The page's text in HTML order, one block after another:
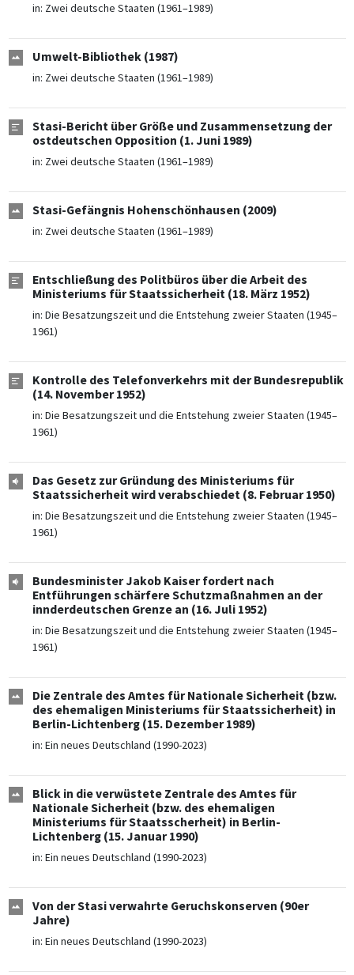
in: Zwei deutsche Staaten (1961–1989)
Umwelt-Bibliothek (1987)
in: Zwei deutsche Staaten (1961–1989)
Stasi-Bericht über Größe und Zusammensetzung der
ostdeutschen Opposition (1. Juni 1989)
in: Zwei deutsche Staaten (1961–1989)
Stasi-Gefängnis Hohenschönhausen (2009)
in: Zwei deutsche Staaten (1961–1989)
Entschließung des Politbüros über die Arbeit des
Ministeriums für Staatssicherheit (18. März 1952)
in: Die Besatzungszeit und die Entstehung zweier Staaten (1945–
1961)
Kontrolle des Telefonverkehrs mit der Bundesrepublik
(14. November 1952)
in: Die Besatzungszeit und die Entstehung zweier Staaten (1945–
1961)
Das Gesetz zur Gründung des Ministeriums für
Staatssicherheit wird verabschiedet (8. Februar 1950)
in: Die Besatzungszeit und die Entstehung zweier Staaten (1945–
1961)
Bundesminister Jakob Kaiser fordert nach
Entführungen schärfere Schutzmaßnahmen an der
innderdeutschen Grenze an (16. Juli 1952)
in: Die Besatzungszeit und die Entstehung zweier Staaten (1945–
1961)
Die Zentrale des Amtes für Nationale Sicherheit (bzw.
des ehemaligen Ministeriums für Staatssicherheit) in
Berlin-Lichtenberg (15. Dezember 1989)
in: Ein neues Deutschland (1990-2023)
Blick in die verwüstete Zentrale des Amtes für
Nationale Sicherheit (bzw. des ehemaligen
Ministeriums für Staatsscherheit) in Berlin-
Lichtenberg (15. Januar 1990)
in: Ein neues Deutschland (1990-2023)
Von der Stasi verwahrte Geruchskonserven (90er
Jahre)
in: Ein neues Deutschland (1990-2023)